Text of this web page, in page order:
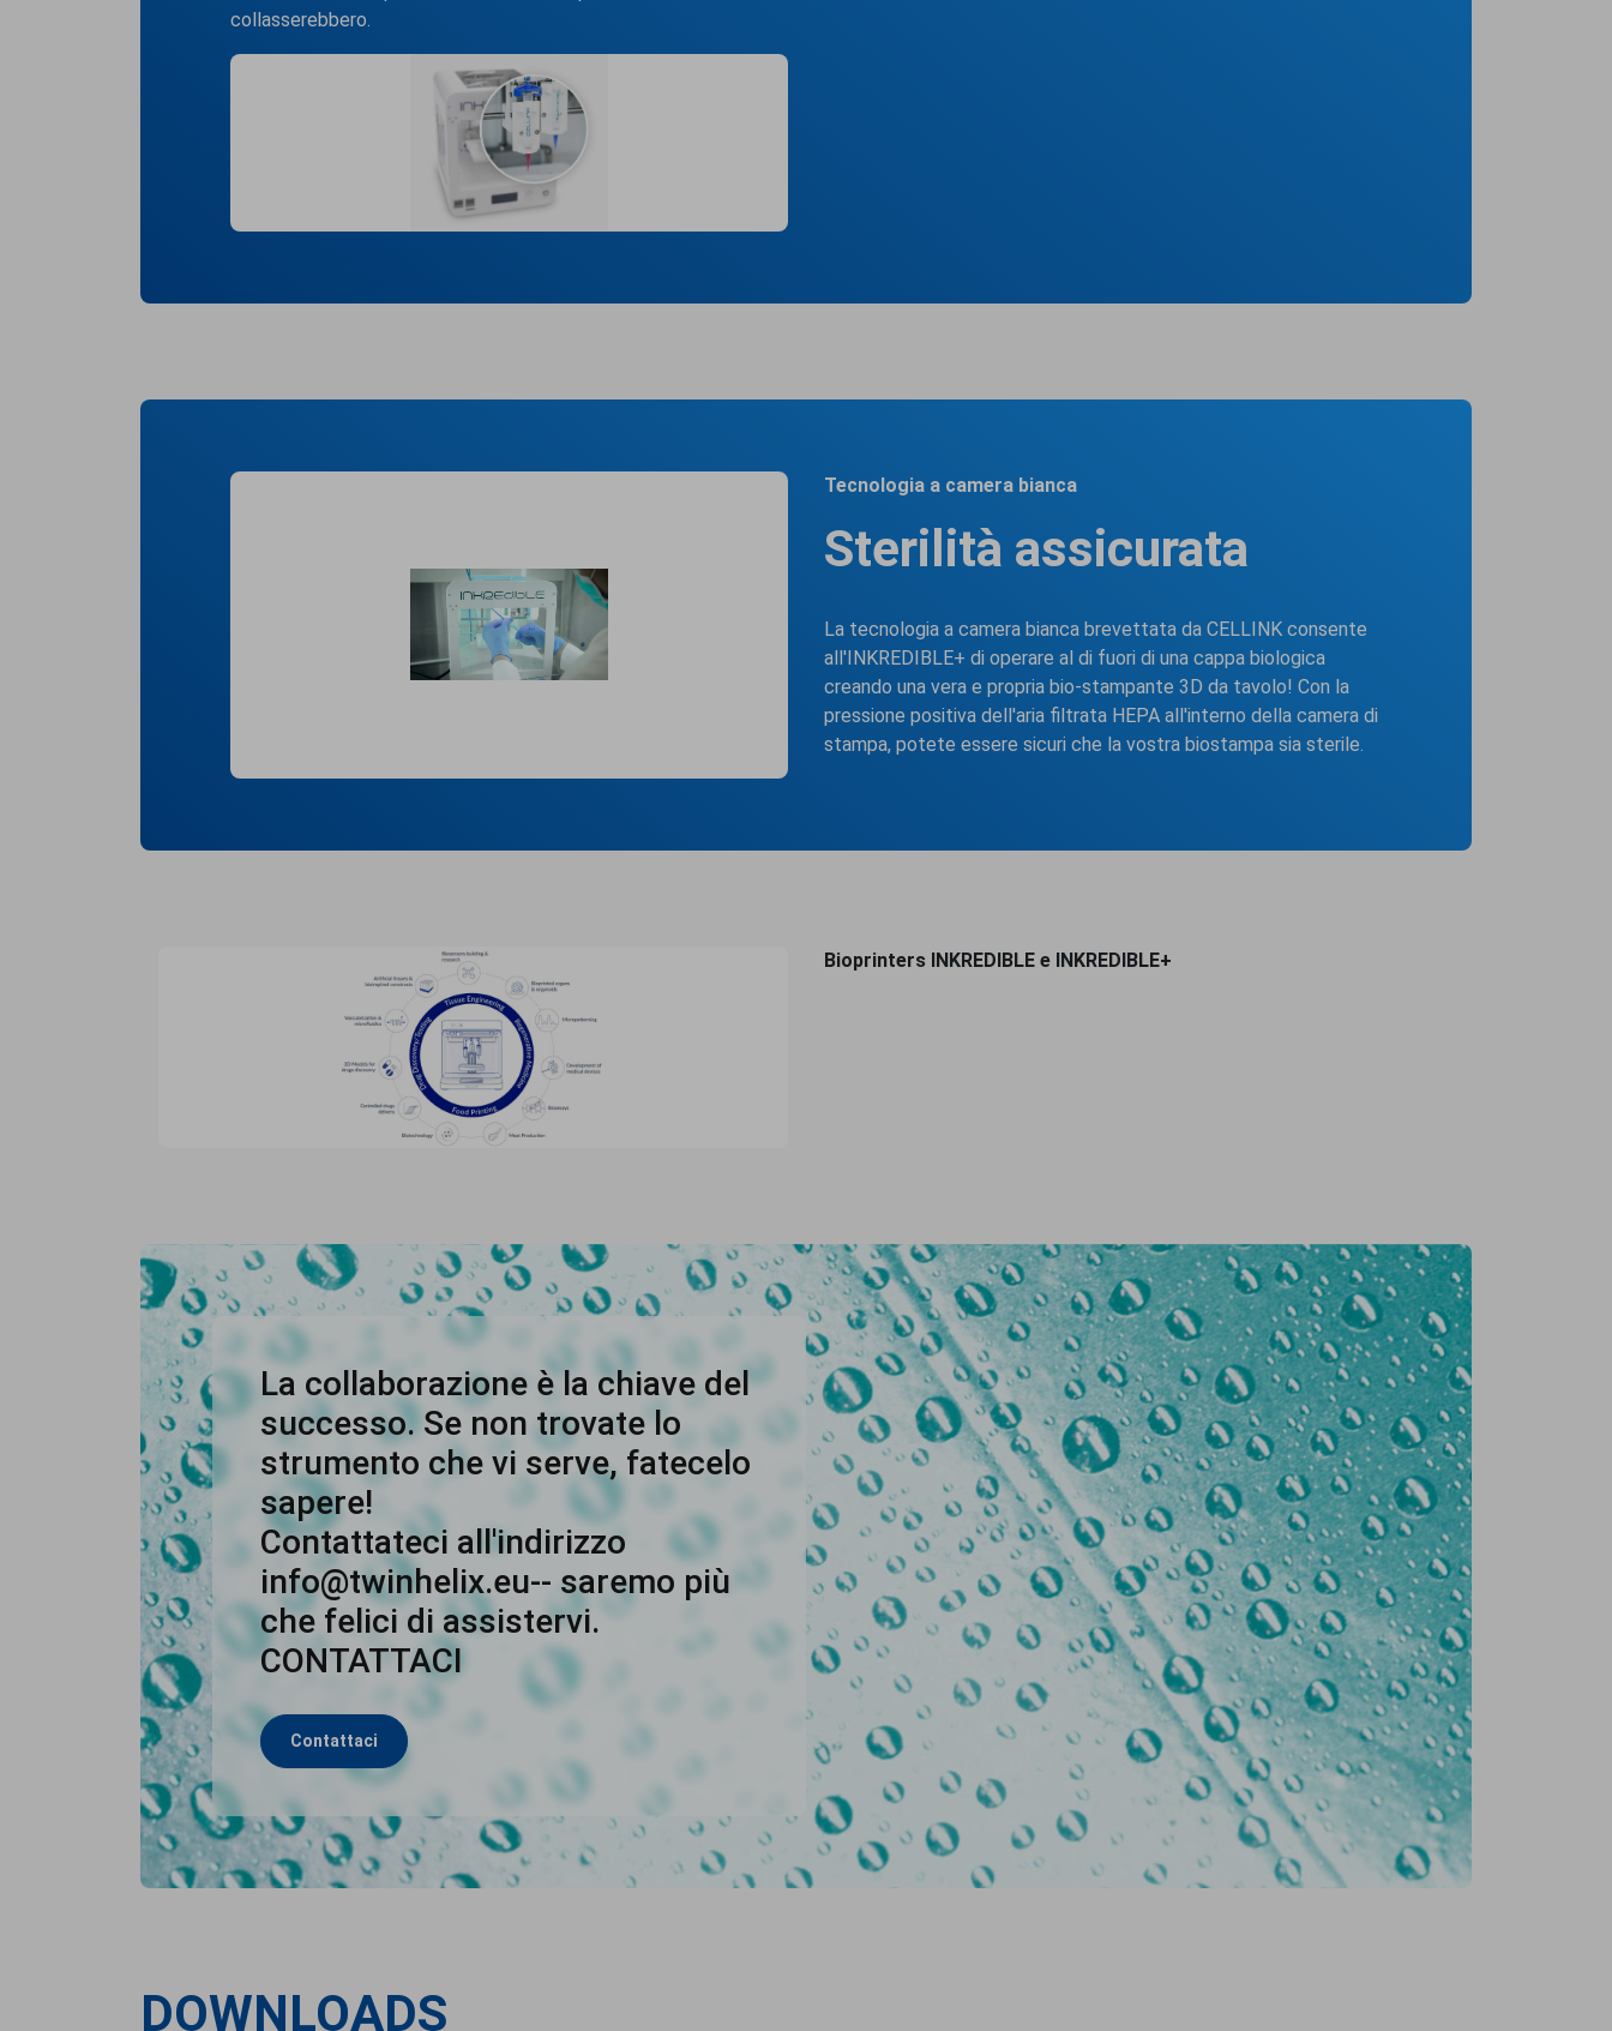
collasserebbero.
Tecnologia a camera bianca
Sterilità assicurata
La tecnologia a camera bianca brevettata da CELLINK consente
all'INKREDIBLE+ di operare al di fuori di una cappa biologica
creando una vera e propria bio-stampante 3D da tavolo! Con la
pressione positiva dell'aria filtrata HEPA all'interno della camera di
stampa, potete essere sicuri che la vostra biostampa sia sterile.
Bioprinters INKREDIBLE e INKREDIBLE+
La collaborazione è la chiave del
successo. Se non trovate lo
strumento che vi serve, fatecelo
sapere!
Contattateci all'indirizzo
info@twinhelix.eu-- saremo più
che felici di assistervi.
CONTATTACI
Contattaci
DOWNLOADS